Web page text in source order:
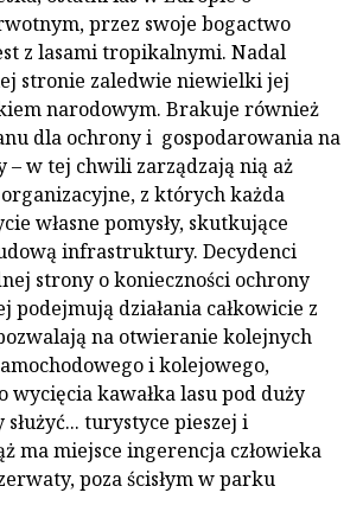
przez swoje bogactwo
z lasami tropikalnymi. Nadal
stronie zaledwie niewielki jej
narodowym. Brakuje również
dla ochrony i gospodarowania na
– w tej chwili zarządzają nią aż
z których każda
własne pomysły, skutkujące
infrastruktury. Decydenci
strony o konieczności ochrony
podejmują działania całkowicie z
na otwieranie kolejnych
i kolejowego,
wycięcia kawałka lasu pod duży
turystyce pieszej i
ma miejsce ingerencja człowieka
poza ścisłym w parku